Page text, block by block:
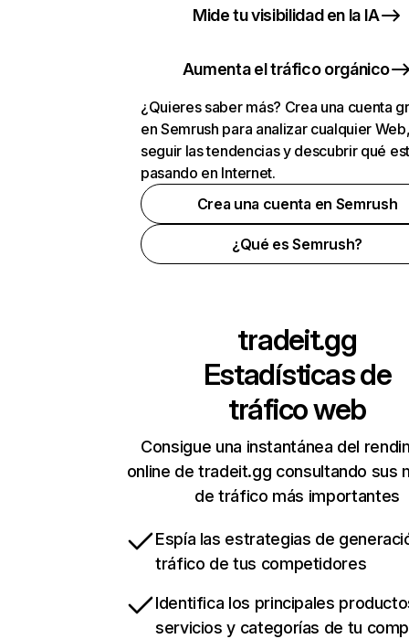
Mide tu visibilidad en la IA
Aumenta el tráfico orgánico
¿Quieres saber más? Crea una cuenta
en Semrush para analizar cualquier
seguir las tendencias y descubrir qué
pasando en Internet.
Crea una cuenta en Semrush
¿Qué es Semrush?
tradeit.gg
Estadísticas de
tráfico web
Consigue una instantánea del
online de tradeit.gg consultando sus
de tráfico más importantes
Espía las estrategias de
tráfico de tus competidores
Identifica los principales
servicios y categorías de tu